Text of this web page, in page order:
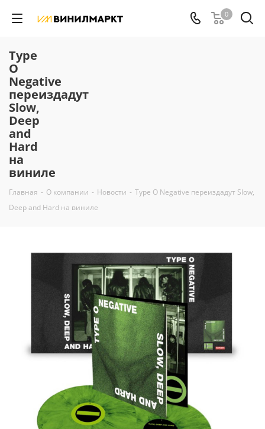
0
Type
O
Negative
переиздадут
Slow,
Deep
and
Hard
на
виниле
Главная - О компании - Новости - Type O Negative переиздадут Slow,
Deep and Hard на виниле